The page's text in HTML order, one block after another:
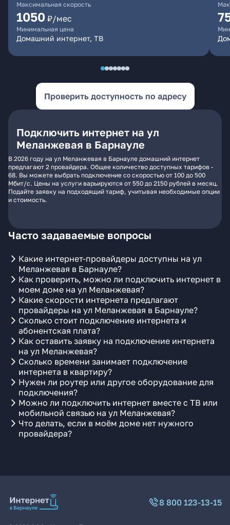
Максимальная скорость
1050 ₽/мес
Минимальная цена
Домашний интернет, ТВ
Проверить доступность по адресу
Подключить интернет на ул
Меланжевая в Барнауле
В 2026 году на ул Меланжевая в Барнауле домашний интернет
предлагают 2 провайдера. Общее количество доступных тарифов -
68. Вы можете выбрать подключение со скоростью от 100 до 500
Мбит/с. Цены на услуги варьируются от 550 до 2150 рублей в месяц.
Подайте заявку на подходящий тариф, учитывая необходимые опции
и стоимость.
Часто задаваемые вопросы
Какие интернет-провайдеры доступны на ул
Меланжевая в Барнауле?
Как проверить, можно ли подключить интернет в
моем доме на ул Меланжевая?
Какие скорости интернета предлагают
провайдеры на ул Меланжевая в Барнауле?
Сколько стоит подключение интернета и
абонентская плата?
Как оставить заявку на подключение интернета
на ул Меланжевая?
Сколько времени занимает подключение
интернета в квартиру?
Нужен ли роутер или другое оборудование для
подключения?
Можно ли подключить интернет вместе с ТВ или
мобильной связью на ул Меланжевая?
Что делать, если в моём доме нет нужного
провайдера?
8 800 123-13-15